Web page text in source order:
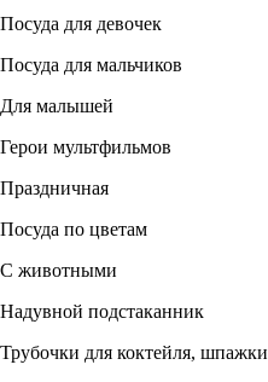
Посуда для девочек
Посуда для мальчиков
Для малышей
Герои мультфильмов
Праздничная
Посуда по цветам
С животными
Надувной подстаканник
Трубочки для коктейля, шпажки